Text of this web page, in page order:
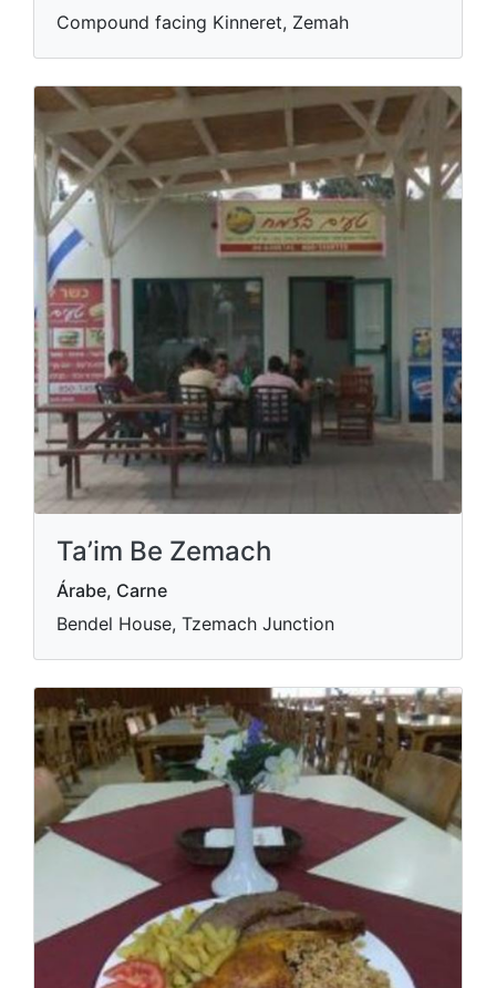
Compound facing Kinneret, Zemah
Ta’im Be Zemach
Árabe, Carne
Bendel House, Tzemach Junction